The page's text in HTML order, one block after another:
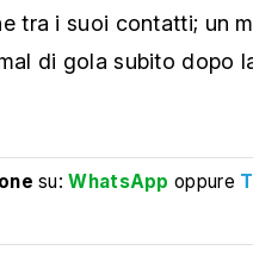
tra i suoi contatti; un
di gola subito dopo
su:WhatsApp oppure